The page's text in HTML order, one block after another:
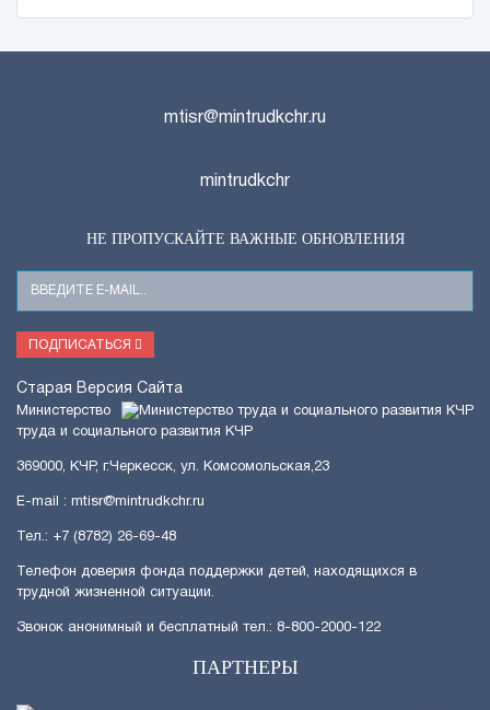
mtisr@mintrudkchr.ru
mintrudkchr
НЕ ПРОПУСКАЙТЕ ВАЖНЫЕ ОБНОВЛЕНИЯ
Ваш
E-
Mail
ПОДПИСАТЬСЯ
Старая Версия Сайта
Министерство
труда и социального развития КЧР
369000, КЧР, г.Черкесск, ул. Комсомольская,23
E-mail : mtisr@mintrudkchr.ru
Тел.: +7 (8782) 26-69-48
Телефон доверия фонда поддержки детей, находящихся в
трудной жизненной ситуации.
Звонок анонимный и бесплатный тел.: 8-800-2000-122
ПАРТНЕРЫ